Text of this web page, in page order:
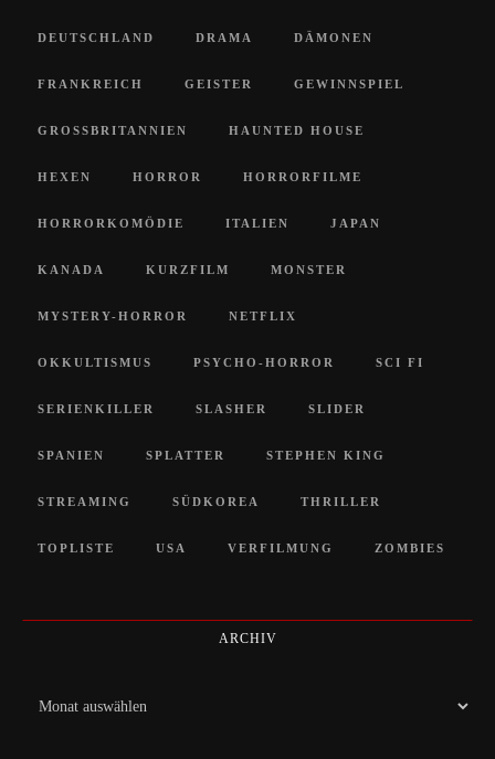
DEUTSCHLAND DRAMA DÄMONEN
FRANKREICH GEISTER GEWINNSPIEL
GROSSBRITANNIEN HAUNTED HOUSE
HEXEN HORROR HORRORFILME
HORRORKOMÖDIE ITALIEN JAPAN
KANADA KURZFILM MONSTER
MYSTERY-HORROR NETFLIX
OKKULTISMUS PSYCHO-HORROR SCI FI
SERIENKILLER SLASHER SLIDER
SPANIEN SPLATTER STEPHEN KING
STREAMING SÜDKOREA THRILLER
TOPLISTE USA VERFILMUNG ZOMBIES
ARCHIV
Archiv